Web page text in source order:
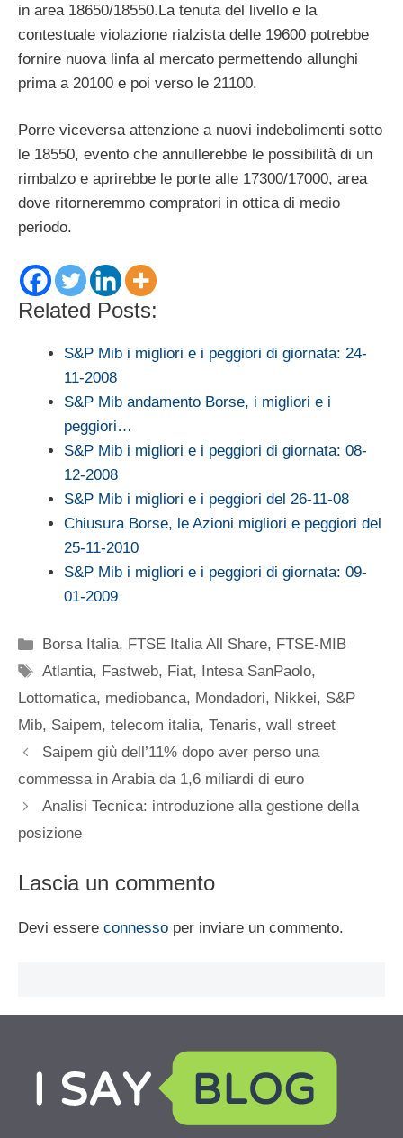
in area 18650/18550.La tenuta del livello e la
contestuale violazione rialzista delle 19600 potrebbe
fornire nuova linfa al mercato permettendo allunghi
prima a 20100 e poi verso le 21100.
Porre viceversa attenzione a nuovi indebolimenti sotto
le 18550, evento che annullerebbe le possibilità di un
rimbalzo e aprirebbe le porte alle 17300/17000, area
dove ritorneremmo compratori in ottica di medio
periodo.
Related Posts:
S&P Mib i migliori e i peggiori di giornata: 24-
11-2008
S&P Mib andamento Borse, i migliori e i
peggiori…
S&P Mib i migliori e i peggiori di giornata: 08-
12-2008
S&P Mib i migliori e i peggiori del 26-11-08
Chiusura Borse, le Azioni migliori e peggiori del
25-11-2010
S&P Mib i migliori e i peggiori di giornata: 09-
01-2009
Categorie
Borsa Italia, FTSE Italia All Share, FTSE-MIB
Tag
Atlantia, Fastweb, Fiat, Intesa SanPaolo,
Lottomatica, mediobanca, Mondadori, Nikkei, S&P
Mib, Saipem, telecom italia, Tenaris, wall street
Saipem giù dell’11% dopo aver perso una
commessa in Arabia da 1,6 miliardi di euro
Analisi Tecnica: introduzione alla gestione della
posizione
Lascia un commento
Devi essere connesso per inviare un commento.